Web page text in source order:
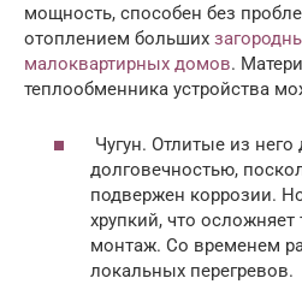
мощность, способен без
отоплением больших
малоквартирных домов.
теплообменника устройства
Чугун. Отлитые из него
долговечностью,
подвержен коррозии.
хрупкий, что осложняет
монтаж. Со временем
локальных перегревов.